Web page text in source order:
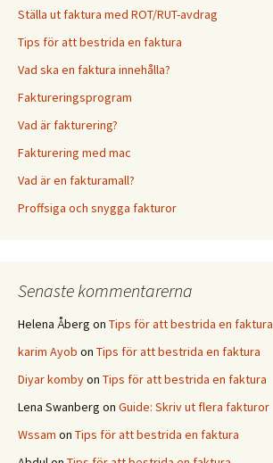
Ställa ut faktura med ROT/RUT-avdrag
Tips för att bestrida en faktura
Vad ska en faktura innehålla?
Faktureringsprogram
Vad är fakturering?
Fakturering med mac
Vad är en fakturamall?
Proffsiga och snygga fakturor
Senaste kommentarerna
Helena Åberg on Tips för att bestrida en faktura
karim Ayob on Tips för att bestrida en faktura
Diyar kombyon Tips för att bestrida en faktura
Lena Swanberg on Guide: Skriv ut flera fakturor
Wssam on Tips för att bestrida en faktura